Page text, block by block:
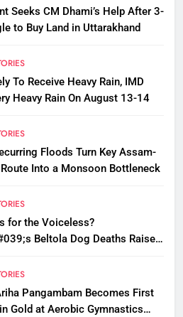
Seeks CM Dhami’s Help After 3-
to Buy Land in Uttarakhand
To Receive Heavy Rain, IMD
Heavy Rain On August 13-14
Floods Turn Key Assam-
Into a Monsoon Bottleneck
for the Voiceless?
Beltola Dog Deaths Raise
Pangambam Becomes First
Gold at Aerobic Gymnastics